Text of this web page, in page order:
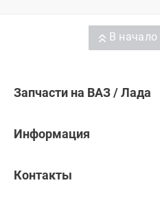
В
Запчасти на ВАЗ / Лада
Информация
Контакты